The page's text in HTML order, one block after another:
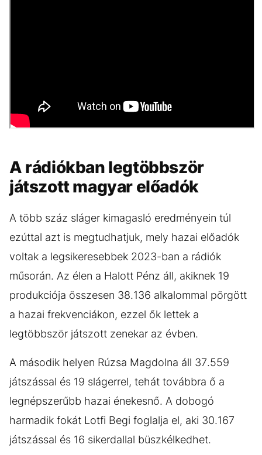
A rádiókban legtöbbször
játszott magyar előadók
A több száz sláger kimagasló eredményein túl
ezúttal azt is megtudhatjuk, mely hazai előadók
voltak a legsikeresebbek 2023-ban a rádiók
műsorán. Az élen a Halott Pénz áll, akiknek 19
produkciója összesen 38.136 alkalommal pörgött
a hazai frekvenciákon, ezzel ők lettek a
legtöbbször játszott zenekar az évben.
A második helyen Rúzsa Magdolna áll 37.559
játszással és 19 slágerrel, tehát továbbra ő a
legnépszerűbb hazai énekesnő. A dobogó
harmadik fokát Lotfi Begi foglalja el, aki 30.167
játszással és 16 sikerdallal büszkélkedhet.